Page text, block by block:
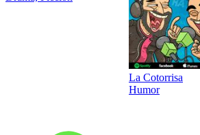
La Cotorrisa
Humor